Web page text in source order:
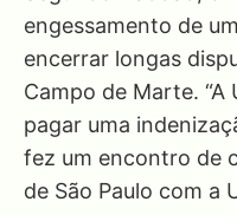
engessamento de
encerrar longas
Campo de Marte.
pagar uma
fez um encontro de
de São Paulo com a